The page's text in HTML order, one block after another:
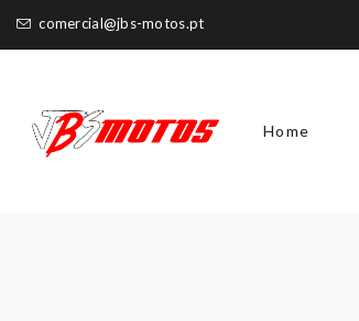
comercial@jbs-motos.pt
Home